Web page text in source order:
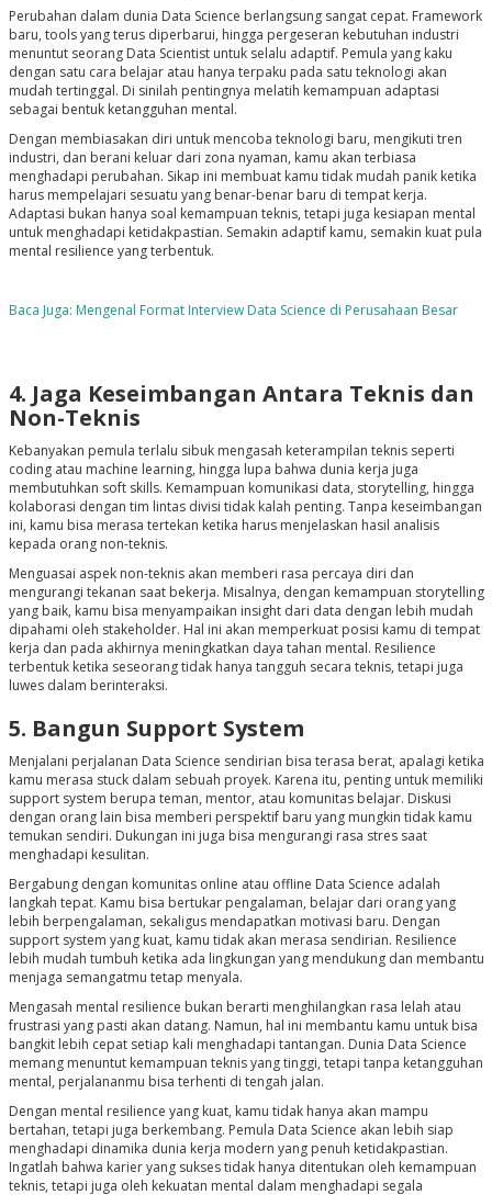
Perubahan dalam dunia Data Science berlangsung sangat cepat. Framework
baru, tools yang terus diperbarui, hingga pergeseran kebutuhan industri
menuntut seorang Data Scientist untuk selalu adaptif. Pemula yang kaku
dengan satu cara belajar atau hanya terpaku pada satu teknologi akan
mudah tertinggal. Di sinilah pentingnya melatih kemampuan adaptasi
sebagai bentuk ketangguhan mental.
Dengan membiasakan diri untuk mencoba teknologi baru, mengikuti tren
industri, dan berani keluar dari zona nyaman, kamu akan terbiasa
menghadapi perubahan. Sikap ini membuat kamu tidak mudah panik ketika
harus mempelajari sesuatu yang benar-benar baru di tempat kerja.
Adaptasi bukan hanya soal kemampuan teknis, tetapi juga kesiapan mental
untuk menghadapi ketidakpastian. Semakin adaptif kamu, semakin kuat pula
mental resilience yang terbentuk.
Baca Juga: Mengenal Format Interview Data Science di Perusahaan Besar
4. Jaga Keseimbangan Antara Teknis dan
Non-Teknis
Kebanyakan pemula terlalu sibuk mengasah keterampilan teknis seperti
coding atau machine learning, hingga lupa bahwa dunia kerja juga
membutuhkan soft skills. Kemampuan komunikasi data, storytelling, hingga
kolaborasi dengan tim lintas divisi tidak kalah penting. Tanpa keseimbangan
ini, kamu bisa merasa tertekan ketika harus menjelaskan hasil analisis
kepada orang non-teknis.
Menguasai aspek non-teknis akan memberi rasa percaya diri dan
mengurangi tekanan saat bekerja. Misalnya, dengan kemampuan storytelling
yang baik, kamu bisa menyampaikan insight dari data dengan lebih mudah
dipahami oleh stakeholder. Hal ini akan memperkuat posisi kamu di tempat
kerja dan pada akhirnya meningkatkan daya tahan mental. Resilience
terbentuk ketika seseorang tidak hanya tangguh secara teknis, tetapi juga
luwes dalam berinteraksi.
5. Bangun Support System
Menjalani perjalanan Data Science sendirian bisa terasa berat, apalagi ketika
kamu merasa stuck dalam sebuah proyek. Karena itu, penting untuk memiliki
support system berupa teman, mentor, atau komunitas belajar. Diskusi
dengan orang lain bisa memberi perspektif baru yang mungkin tidak kamu
temukan sendiri. Dukungan ini juga bisa mengurangi rasa stres saat
menghadapi kesulitan.
Bergabung dengan komunitas online atau offline Data Science adalah
langkah tepat. Kamu bisa bertukar pengalaman, belajar dari orang yang
lebih berpengalaman, sekaligus mendapatkan motivasi baru. Dengan
support system yang kuat, kamu tidak akan merasa sendirian. Resilience
lebih mudah tumbuh ketika ada lingkungan yang mendukung dan membantu
menjaga semangatmu tetap menyala.
Mengasah mental resilience bukan berarti menghilangkan rasa lelah atau
frustrasi yang pasti akan datang. Namun, hal ini membantu kamu untuk bisa
bangkit lebih cepat setiap kali menghadapi tantangan. Dunia Data Science
memang menuntut kemampuan teknis yang tinggi, tetapi tanpa ketangguhan
mental, perjalananmu bisa terhenti di tengah jalan.
Dengan mental resilience yang kuat, kamu tidak hanya akan mampu
bertahan, tetapi juga berkembang. Pemula Data Science akan lebih siap
menghadapi dinamika dunia kerja modern yang penuh ketidakpastian.
Ingatlah bahwa karier yang sukses tidak hanya ditentukan oleh kemampuan
teknis, tetapi juga oleh kekuatan mental dalam menghadapi segala